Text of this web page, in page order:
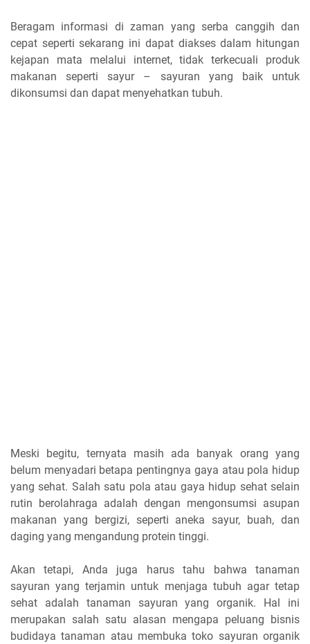
Beragam informasi di zaman yang serba canggih dan
cepat seperti sekarang ini dapat diakses dalam hitungan
kejapan mata melalui internet, tidak terkecuali produk
makanan seperti sayur – sayuran yang baik untuk
dikonsumsi dan dapat menyehatkan tubuh.
Meski begitu, ternyata masih ada banyak orang yang
belum menyadari betapa pentingnya gaya atau pola hidup
yang sehat. Salah satu pola atau gaya hidup sehat selain
rutin berolahraga adalah dengan mengonsumsi asupan
makanan yang bergizi, seperti aneka sayur, buah, dan
daging yang mengandung protein tinggi.
Akan tetapi, Anda juga harus tahu bahwa tanaman
sayuran yang terjamin untuk menjaga tubuh agar tetap
sehat adalah tanaman sayuran yang organik. Hal ini
merupakan salah satu alasan mengapa peluang bisnis
budidaya tanaman atau membuka toko sayuran organik